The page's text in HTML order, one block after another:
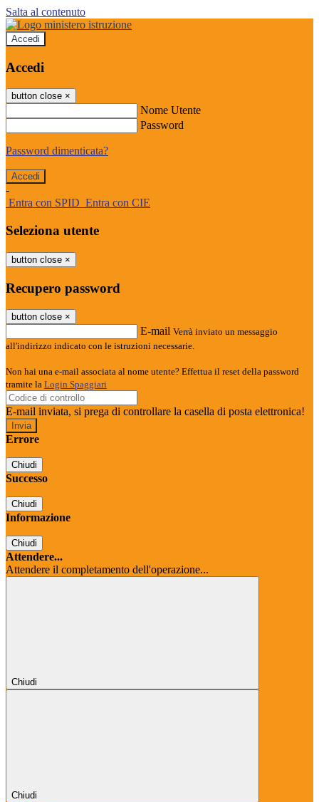
Salta al contenuto
Accedi
Accedi
button close ×
Nome Utente
Password
Password dimenticata?
-
Entra con SPID Entra con CIE
Seleziona utente
button close ×
Recupero password
button close ×
E-mail Verrà inviato un messaggio
all'indirizzo indicato con le istruzioni necessarie.
Non hai una e-mail associata al nome utente? Effettua il reset della password
tramite la Login Spaggiari
E-mail inviata, si prega di controllare la casella di posta elettronica!
Errore
Chiudi
Successo
Chiudi
Informazione
Chiudi
Attendere...
Attendere il completamento dell'operazione...
Chiudi
Chiudi